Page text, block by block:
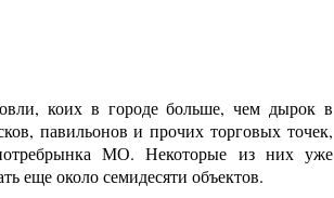
коих в городе больше, чем дырок в
павильонов и прочих торговых точек,
МО. Некоторые из них уже
еще около семидесяти объектов.